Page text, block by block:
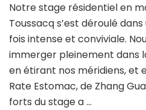
Notre stage résidentiel en
Toussacq s’est déroulé
fois intense et conviviale.
immerger pleinement dans
en étirant nos méridiens, et
Rate Estomac, de Zhang
forts du stage a …